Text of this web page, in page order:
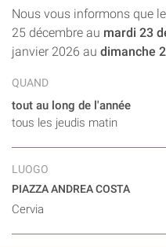
Nous vous informons que
25 décembre au mardi 23
janvier 2026 au dimanche
QUAND
tout au long de l'année
tous les jeudis matin
LUOGO
PIAZZA ANDREA COSTA
Cervia